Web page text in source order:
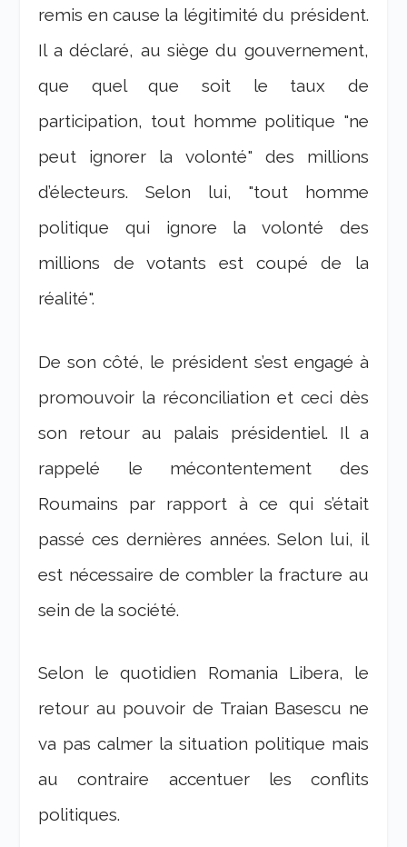
remis en cause la légitimité du président.
Il a déclaré, au siège du gouvernement,
que quel que soit le taux de
participation, tout homme politique "ne
peut ignorer la volonté" des millions
d’électeurs. Selon lui, "tout homme
politique qui ignore la volonté des
millions de votants est coupé de la
réalité".
De son côté, le président s’est engagé à
promouvoir la réconciliation et ceci dès
son retour au palais présidentiel. Il a
rappelé le mécontentement des
Roumains par rapport à ce qui s’était
passé ces dernières années. Selon lui, il
est nécessaire de combler la fracture au
sein de la société.
Selon le quotidien Romania Libera, le
retour au pouvoir de Traian Basescu ne
va pas calmer la situation politique mais
au contraire accentuer les conflits
politiques.